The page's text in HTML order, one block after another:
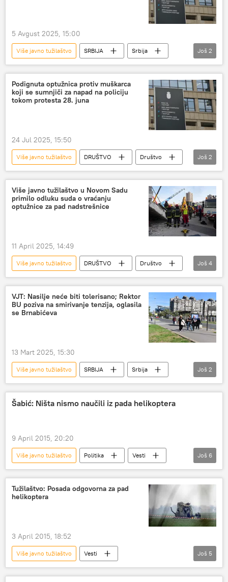
5 Avgust 2025, 15:00
Više javno tužilaštvo SRBIJA
Srbija
korupcija
Hronika
Još 2
Podignuta optužnica protiv muškarca
koji se sumnjiči za napad na policiju
tokom protesta 28. juna
24 Jul 2025, 15:50
Više javno tužilaštvo DRUŠTVO
Društvo
Srbija – društvo
optužnica
Još 2
Više javno tužilaštvo u Novom Sadu
primilo odluku suda o vraćanju
optužnice za pad nadstrešnice
11 April 2025, 14:49
Više javno tužilaštvo DRUŠTVO
Društvo
Srbija – društvo
Novi Sad
železnička stanica
nadstrešnica
Još 4
VJT: Nasilje neće biti tolerisano; Rektor
BU poziva na smirivanje tenzija, oglasila
se Brnabićeva
13 Mart 2025, 15:30
Više javno tužilaštvo SRBIJA
Srbija
Srbija – politika
Srbija – društvo
Još 2
Šabić: Ništa nismo naučili iz pada helikoptera
9 April 2015, 20:20
Više javno tužilaštvo Politika
Vesti
Srbija
Rodoljub Šabić
Vojska Srbije
Vlada Srbije
poginuli
Još 6
Tužilaštvo: Posada odgovorna za pad
helikoptera
3 April 2015, 18:52
Više javno tužilaštvo
Vesti
Aleksandar Vučić
Bratislav Gašić
Još 5